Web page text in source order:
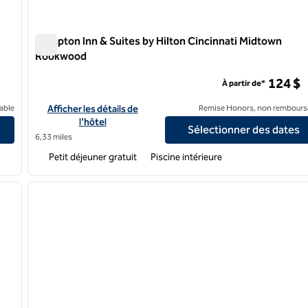
Hampton Inn & Suites by Hilton Cincinnati Midtown
Rookwood
Afficher les détails de l'hôtel Hampton Inn & Suites by Hilton
Afficher les détails de
l'hôtel
6,33 miles
À partir de* 124 $
Remise Honors, non
Sélectionner des dates
Petit déjeuner gratuit Piscine intérieure
image suivante
1 sur 12